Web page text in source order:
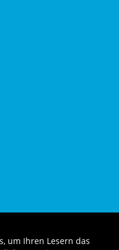
um Ihren Lesern das
Auftrag widerrufen